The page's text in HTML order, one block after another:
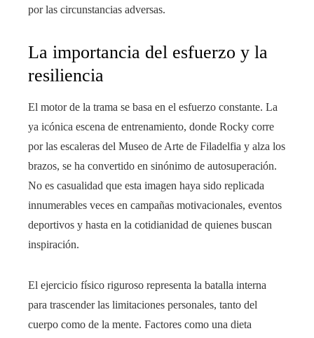
por las circunstancias adversas.
La importancia del esfuerzo y la
resiliencia
El motor de la trama se basa en el esfuerzo constante. La
ya icónica escena de entrenamiento, donde Rocky corre
por las escaleras del Museo de Arte de Filadelfia y alza los
brazos, se ha convertido en sinónimo de autosuperación.
No es casualidad que esta imagen haya sido replicada
innumerables veces en campañas motivacionales, eventos
deportivos y hasta en la cotidianidad de quienes buscan
inspiración.
El ejercicio físico riguroso representa la batalla interna
para trascender las limitaciones personales, tanto del
cuerpo como de la mente. Factores como una dieta